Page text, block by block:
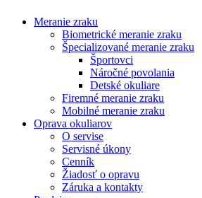
Meranie zraku
Biometrické meranie zraku
Špecializované meranie zraku
Športovci
Náročné povolania
Detské okuliare
Firemné meranie zraku
Mobilné meranie zraku
Oprava okuliarov
O servise
Servisné úkony
Cenník
Žiadosť o opravu
Záruka a kontakty